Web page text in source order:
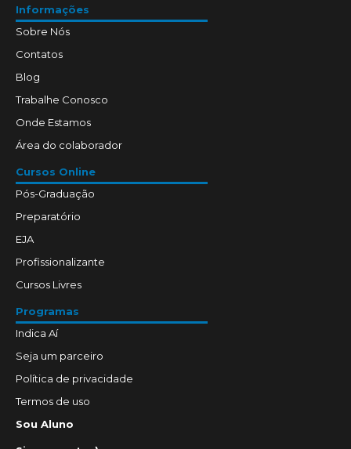
Informações
Sobre Nós
Contatos
Blog
Trabalhe Conosco
Onde Estamos
Área do colaborador
Cursos Online
Pós-Graduação
Preparatório
EJA
Profissionalizante
Cursos Livres
Programas
Indica Aí
Seja um parceiro
Política de privacidade
Termos de uso
Sou Aluno